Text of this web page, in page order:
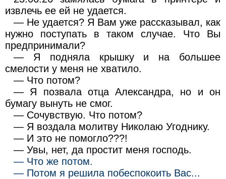
извлечь ее ей не удается.
— Hе удается? Я Вам уже рассказывал, как
нужно поступать в таком случае. Что Вы
предпринимали?
— Я подняла крышку и на большее
смелости у меня не хватило.
— Что потом?
— Я позвала отца Александра, но и он
бумагу вынуть не смог.
— Сочувствую. Что потом?
— Я воздала молитву Hиколаю Угоднику.
— И это не помогло???!
— Увы, нет, да простит меня господь.
— Что же потом.
— Потом я решила побеспокоить Вас...